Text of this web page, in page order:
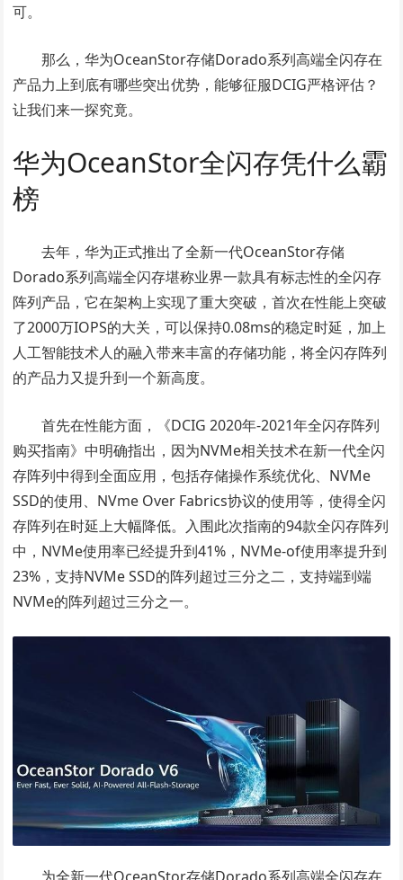
可。
那么，华为OceanStor存储Dorado系列高端全闪存在
产品力上到底有哪些突出优势，能够征服DCIG严格评估？
让我们来一探究竟。
华为OceanStor全闪存凭什么霸
榜
去年，华为正式推出了全新一代OceanStor存储
Dorado系列高端全闪存堪称业界一款具有标志性的全闪存
阵列产品，它在架构上实现了重大突破，首次在性能上突破
了2000万IOPS的大关，可以保持0.08ms的稳定时延，加上
人工智能技术人的融入带来丰富的存储功能，将全闪存阵列
的产品力又提升到一个新高度。
首先在性能方面，《DCIG 2020年-2021年全闪存阵列
购买指南》中明确指出，因为NVMe相关技术在新一代全闪
存阵列中得到全面应用，包括存储操作系统优化、NVMe
SSD的使用、NVme Over Fabrics协议的使用等，使得全闪
存阵列在时延上大幅降低。入围此次指南的94款全闪存阵列
中，NVMe使用率已经提升到41%，NVMe-of使用率提升到
23%，支持NVMe SSD的阵列超过三分之二，支持端到端
NVMe的阵列超过三分之一。